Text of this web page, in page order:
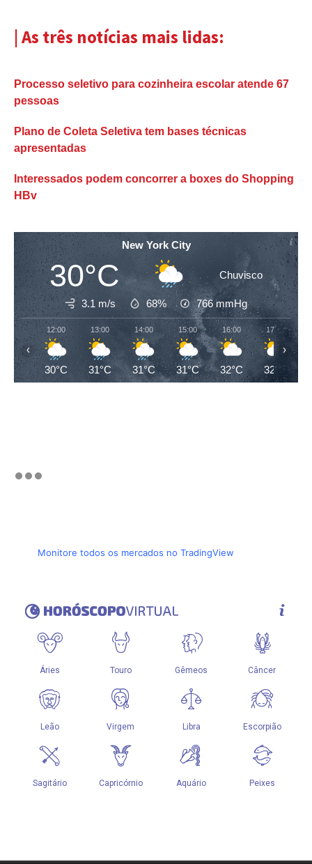
| As três notícias mais lidas:
Processo seletivo para cozinheira escolar atende 67
pessoas
Plano de Coleta Seletiva tem bases técnicas
apresentadas
Interessados podem concorrer a boxes do Shopping
HBv
New York City
30°C Chuvisco
3.1 m/s 68% 766mmHg
12:00
30°C
13:00
31°C
14:00
31°C
15:00
31°C
16:00
32°C
17:00
32°C
‹ ›
Monitore todos os mercados no TradingView